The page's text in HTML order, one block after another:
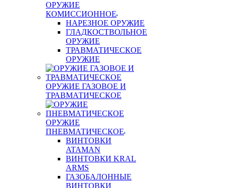
ОРУЖИЕ
КОМИССИОННОЕ
НАРЕЗНОЕ ОРУЖИЕ
ГЛАДКОСТВОЛЬНОЕ
ОРУЖИЕ
ТРАВМАТИЧЕСКОЕ
ОРУЖИЕ
ОРУЖИЕ ГАЗОВОЕ И
ТРАВМАТИЧЕСКОЕ
ОРУЖИЕ
ПНЕВМАТИЧЕСКОЕ
ВИНТОВКИ
ATAMAN
ВИНТОВКИ KRAL
ARMS
ГАЗОБАЛОННЫЕ
ВИНТОВКИ